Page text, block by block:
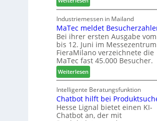
ü
h
r
e
r
ü
r
P
l
a
n
t
a
g
-
F
r
ä
s
e
r
u
n
d
-
V
e
W
e
C
a
r
e
-
A
k
t
i
o
n
Industriemessen in Mailand
MaTec meldet
Bei ihrer ersten Ausgabe
bis 12. Juni im Messezentrum
FieraMilano verzeichnete die
MaTec fast 45.000 Besucher.
Weiterlesen:
M
a
T
e
c
Intelligente Beratungsfunktion
Chatbot hilft bei
Hesse Lignal bietet einen KI-
Chatbot an, der mit